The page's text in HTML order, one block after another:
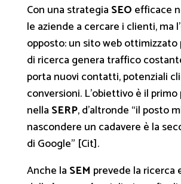
Con una strategia SEO efficace
le aziende a cercare i clienti, ma
opposto: un sito web
di ricerca genera traffico
porta nuovi contatti, potenziali
conversioni. L’obiettivo è il
nella SERP, d’altronde “il posto
nascondere un cadavere è la
di Google” [Cit].
Anche la SEM prevede la ricerca